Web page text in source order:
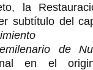
la
subtítulo del
de
en el